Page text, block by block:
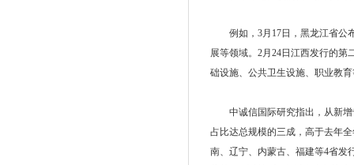
例如，3月17日，黑龙江省公布
展等领域。2月24日江西发行的第
础设施、公共卫生设施、职业教
中诚信国际研究指出，从新增
占比达总规模的三成，高于去年
南、辽宁、内蒙古、福建等4省发